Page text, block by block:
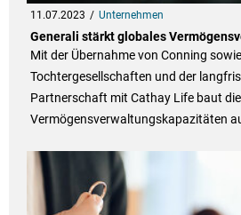
11.07.2023 Unternehmen
Generali stärkt globales
Mit der Übernahme von Conning
Tochtergesellschaften und der
Partnerschaft mit Cathay Life baut
Vermögensverwaltungskapazitäten